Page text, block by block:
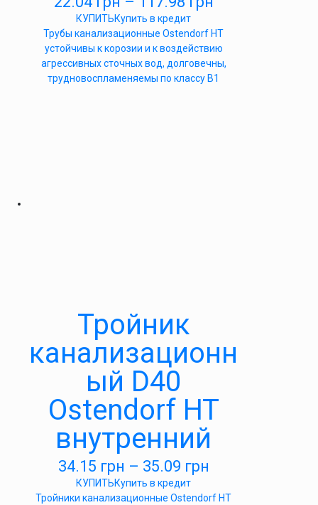
КУПИТЬКупить в кредит
Трубы канализационные Ostendorf HT
устойчивы к корозии и к воздействию
агрессивных сточных вод, долговечны,
трудновоспламеняемы по классу B1
Тройник
канализационн
ый D40
Ostendorf HT
внутренний
34.15 грн – 35.09 грн
КУПИТЬКупить в кредит
Тройники канализационные Ostendorf HT